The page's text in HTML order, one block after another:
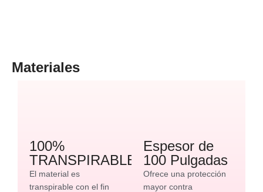
Materiales
100%
TRANSPIRABLE
El material es
transpirable con el fin
Espesor de
100 Pulgadas
Ofrece una protección
mayor contra